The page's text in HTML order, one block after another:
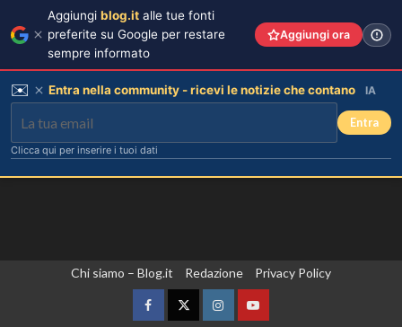
Chi siamo – Blog.it Redazione Privacy Policy
FacebookTwitterInstagramYouTube
Irina Shayk svela la sua estate tra
natura e animali: bikini mozzafiato e
scatti incredibili.
Aggiungi blog.it alle tue fonti
preferite su Google per restare
sempre informato
Aggiungi ora
✉️ Entra nella community - ricevi le notizie che contano IA
Entra
Clicca qui per inserire i tuoi dati